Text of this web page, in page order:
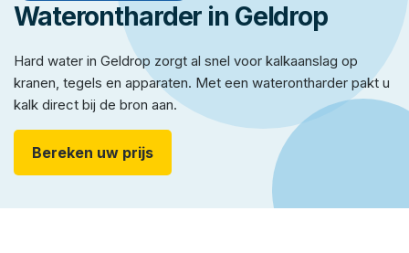
Waterontharder in Geldrop
Hard water in Geldrop zorgt al snel voor kalkaanslag op
kranen, tegels en apparaten. Met een waterontharder pakt u
kalk direct bij de bron aan.
Bereken uw prijs